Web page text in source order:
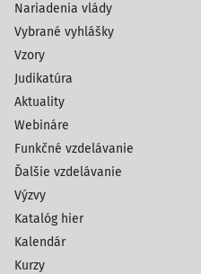
Nariadenia vlády
Vybrané vyhlášky
Vzory
Judikatúra
Aktuality
Webináre
Funkčné vzdelávanie
Ďalšie vzdelávanie
Výzvy
Katalóg hier
Kalendár
Kurzy